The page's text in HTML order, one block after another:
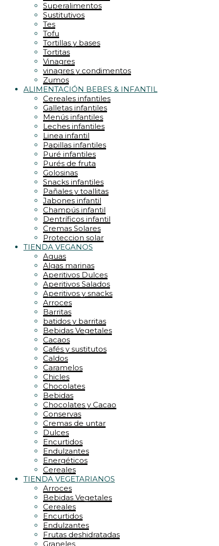
Superalimentos
Sustitutivos
Tes
Tofu
Tortillas y bases
Tortitas
Vinagres
vinagres y condimentos
Zumos
ALIMENTACIÓN BEBES & INFANTIL
Cereales infantiles
Galletas infantiles
Menús infantiles
Leches infantiles
Linea infantil
Papillas infantiles
Puré infantiles
Purés de fruta
Golosinas
Snacks infantiles
Pañales y toallitas
Jabones infantil
Champús infantil
Dentríficos infantil
Cremas Solares
Proteccion solar
TIENDA VEGANOS
Aguas
Algas marinas
Aperitivos Dulces
Aperitivos Salados
Aperitivos y snacks
Arroces
Barritas
batidos y barritas
Bebidas Vegetales
Cacaos
Cafés y sustitutos
Caldos
Caramelos
Chicles
Chocolates
Bebidas
Chocolates y Cacao
Conservas
Cremas de untar
Dulces
Encurtidos
Endulzantes
Energéticos
Cereales
TIENDA VEGETARIANOS
Arroces
Bebidas Vegetales
Cereales
Encurtidos
Endulzantes
Frutas deshidratadas
Graneles